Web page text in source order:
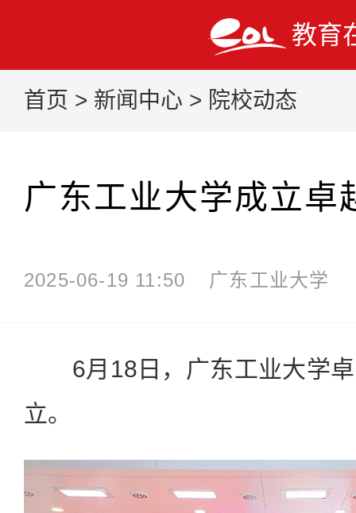
教育
首页 > 新闻中心 > 院校动态
广东工业大学成立卓
2025-06-19 11:50 广东工业大学
6月18日，广东工业大学卓
立。